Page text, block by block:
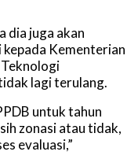
dia juga akan
kepada Kementerian
lagi terulang.
untuk tahun
zonasi atau tidak,
evaluasi,”